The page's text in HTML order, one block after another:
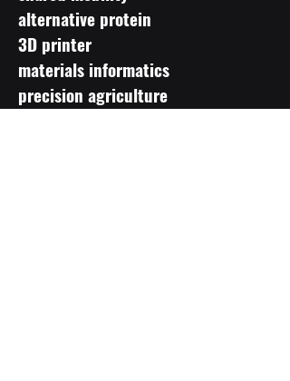
alternative protein
3D printer
materials informatics
precision agriculture